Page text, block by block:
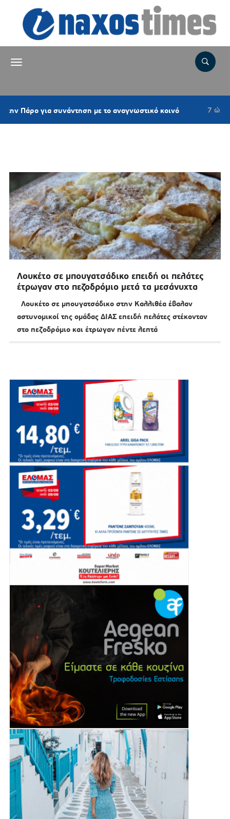
για συνάντηση με το αναγνωστικό κοινό 7 ώρες πριν
Λουκέτο σε μπουγατσάδικο επειδή οι πελάτες
έτρωγαν στο πεζοδρόμιο μετά τα μεσάνυχτα
Λουκέτο σε μπουγατσάδικο στην Καλλιθέα έβαλαν
αστυνομικοί της ομάδας ΔΙΑΣ επειδή πελάτες στέκονταν
στο πεζοδρόμιο και έτρωγαν πέντε λεπτά